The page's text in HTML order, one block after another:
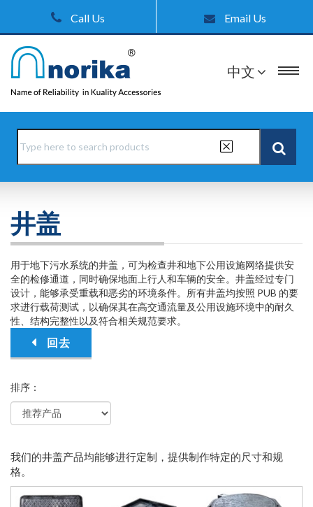
Call Us Email Us
中文
井盖
用于地下污水系统的井盖，可为检查井和地下公用设施网络提供安
全的检修通道，同时确保地面上行人和车辆的安全。井盖经过专门
设计，能够承受重载和恶劣的环境条件。所有井盖均按照 PUB 的要
求进行载荷测试，以确保其在高交通流量及公用设施环境中的耐久
性、结构完整性以及符合相关规范要求。
回去
排序：
我们的井盖产品均能够进行定制，提供制作特定的尺寸和规
格。